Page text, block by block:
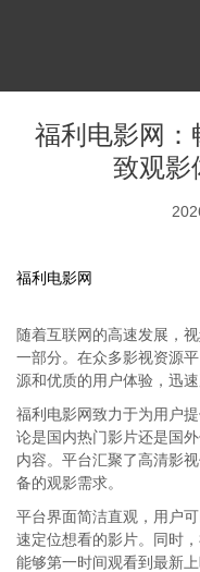
福利电影网：
致观影
福利电影网
随着互联网的高速发展，
一部分。在众多影视资源
源和优质的用户体验，迅
福利电影网致力于为用户
论是国内热门影片还是国
内容。平台汇聚了高清影
备的观影需求。
平台界面简洁直观，用户
速定位想看的影片。同时
能够第一时间观看到最新